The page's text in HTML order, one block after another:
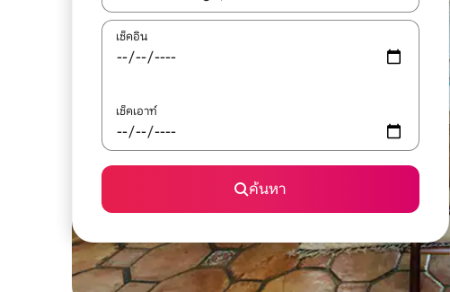
เช็คอิน
เช็คเอาท์
ค้นหา